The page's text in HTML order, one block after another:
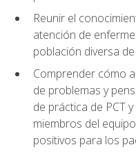
Reunir el
atención de
población diversa
Comprender cómo
de problemas y
de práctica de PCT
miembros del
positivos para los